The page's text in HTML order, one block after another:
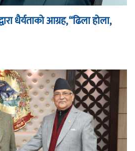
धैर्यताको आग्रह, “ढिला होला,